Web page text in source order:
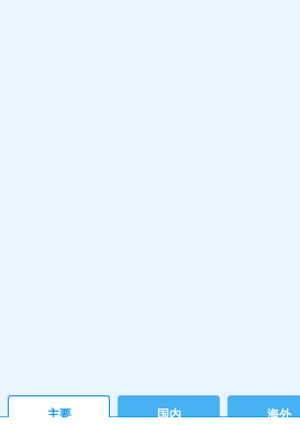
主要 国内 海外